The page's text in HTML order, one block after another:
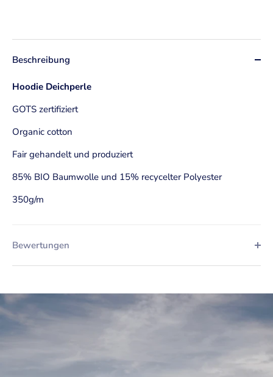
Beschreibung
Hoodie Deichperle
GOTS zertifiziert
Organic cotton
Fair gehandelt und produziert
85% BIO Baumwolle und 15% recycelter Polyester
350g/m
Bewertungen